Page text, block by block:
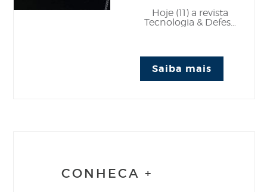
Hoje (11) a revista
Tecnologia & Defesa
330 SAR, para o
Corpo de Bombeiros
do Paraná, e nós...
Saiba mais
CONHECA +